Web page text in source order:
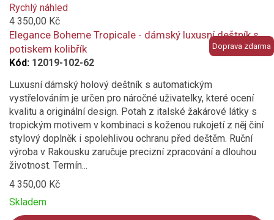
to
compare
Doprava zdarma
Rychlý náhled
4 350,00 Kč
Elegance Boheme Tropicale - dámský luxusní deštník s
potiskem kolibřík
Kód: 12019-102-62
Luxusní dámský holový deštník s automatickým
vystřelováním je určen pro náročné uživatelky, které ocení
kvalitu a originální design. Potah z italské žakárové látky s
tropickým motivem v kombinaci s koženou rukojetí z něj činí
stylový doplněk i spolehlivou ochranu před deštěm. Ruční
výroba v Rakousku zaručuje precizní zpracování a dlouhou
životnost. Termín...
4 350,00 Kč
Skladem